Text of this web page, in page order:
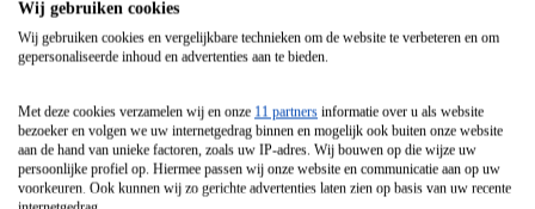
Airfryer
Frituurpan
Contactgrill
Broodbakmachine
Broodrooster
Wij gebruiken cookies
Wij gebruiken cookies en vergelijkbare technieken om de website te verbeteren en om
gepersonaliseerde inhoud en advertenties aan te bieden.
Met deze cookies verzamelen wij en onze 11 partners informatie over u als website
bezoeker en volgen we uw internetgedrag binnen en mogelijk ook buiten onze website
aan de hand van unieke factoren, zoals uw IP-adres. Wij bouwen op die wijze uw
persoonlijke profiel op. Hiermee passen wij onze website en communicatie aan op uw
voorkeuren. Ook kunnen wij zo gerichte advertenties laten zien op basis van uw recente